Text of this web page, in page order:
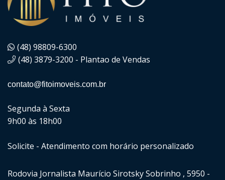
(48) 98809-6300
(48) 3879-3200 - Plantao de Vendas
contato@fitoimoveis.com.br
Segunda à Sexta
9h00 às 18h00
Solicite - Atendimento com horário personalizado
Rodovia Jornalista Maurício Sirotsky Sobrinho , 5950 -